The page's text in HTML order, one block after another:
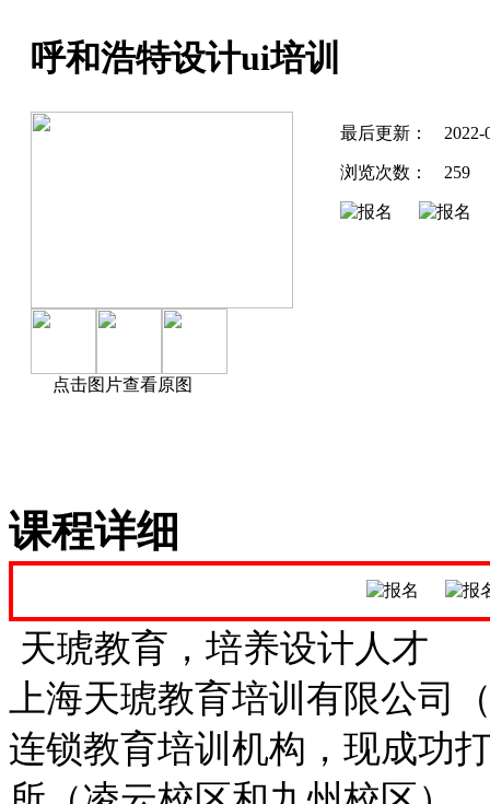
呼和浩特设计ui培训
点击图片查看原图
最后更新： 2022-
浏览次数： 259
课程详细
天琥教育，培养设计人才
上海天琥教育培训有限公司
连锁教育培训机构，现成功